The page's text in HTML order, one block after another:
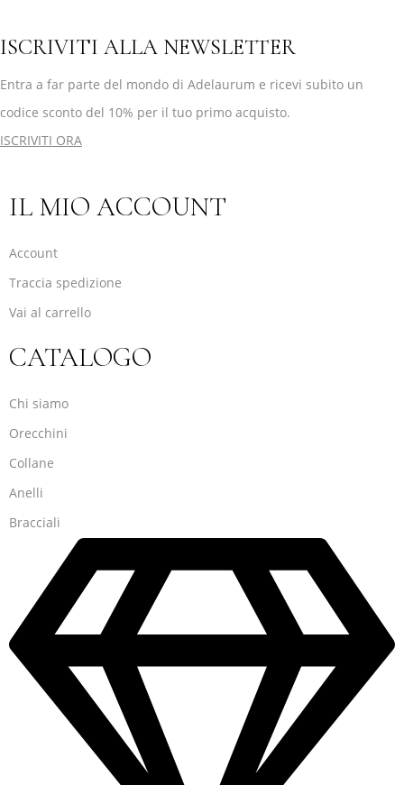
ISCRIVITI ALLA NEWSLETTER
Entra a far parte del mondo di Adelaurum e ricevi subito un
codice sconto del 10% per il tuo primo acquisto.
ISCRIVITI ORA
IL MIO ACCOUNT
Account
Traccia spedizione
Vai al carrello
CATALOGO
Chi siamo
Orecchini
Collane
Anelli
Bracciali